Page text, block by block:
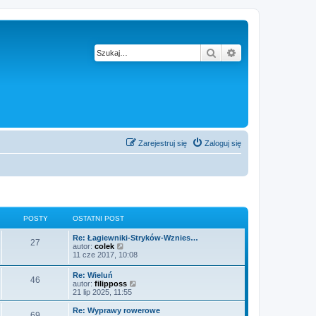
Szukaj
Zaloguj się
Zarejestruj się
POSTY OSTATNI POST
27
Re: Łagiewniki-Stryków-Wznies…
autor: colek
y
e
t
l
n
11 cze 2017, 10:08
46
Re: Wieluń
autor: filipposs
ś
w
21 lip 2025, 11:55
Re: Wyprawy rowerowe